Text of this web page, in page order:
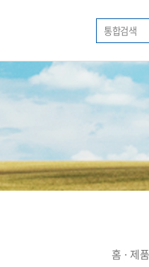
홈 · 제